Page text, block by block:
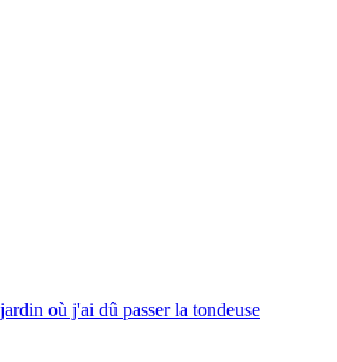
où j'ai dû passer la tondeuse